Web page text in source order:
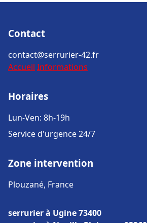
Contact
contact@serrurier-42.fr
Accueil Informations
Horaires
Lun-Ven: 8h-19h
Service d'urgence 24/7
Zone intervention
Plouzané, France
serrurier à Ugine 73400